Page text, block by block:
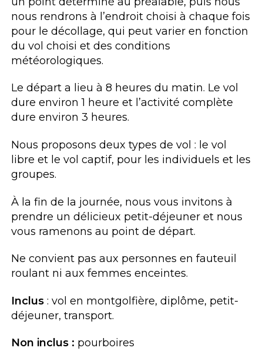
nous rendrons à l’endroit choisi à chaque fois
pour le décollage, qui peut varier en fonction
du vol choisi et des conditions
météorologiques.
Le départ a lieu à 8 heures du matin. Le vol
dure environ 1 heure et l’activité complète
dure environ 3 heures.
Nous proposons deux types de vol : le vol
libre et le vol captif, pour les individuels et les
groupes.
À la fin de la journée, nous vous invitons à
prendre un délicieux petit-déjeuner et nous
vous ramenons au point de départ.
Ne convient pas aux personnes en fauteuil
roulant ni aux femmes enceintes.
Inclus: vol en montgolfière, diplôme, petit-
déjeuner, transport.
Non inclus : pourboires